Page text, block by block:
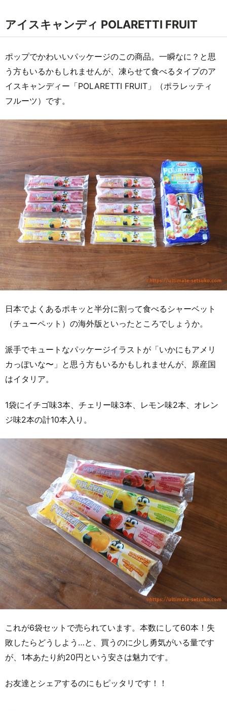
アイスキャンディ POLARETTI FRUIT
ポップでかわいいパッケージのこの商品。一瞬なに？と思
う方もいるかもしれませんが、凍らせて食べるタイプのア
イスキャンディー「POLARETTI FRUIT」（ポラレッティ
フルーツ）です。
日本でよくあるポキッと半分に割って食べるシャーベット
（チューペット）の海外版といったところでしょうか。
派手でキュートなパッケージイラストが「いかにもアメリ
カっぽいな〜」と思う方もいるかもしれませんが、原産国
はイタリア。
1袋にイチゴ味3本、チェリー味3本、レモン味2本、オレン
ジ味2本の計10本入り。
これが6袋セットで売られています。本数にして60本！失
敗したらどうしよう…と、買うのに少し勇気がいる量です
が、1本あたり約20円という安さは魅力です。
お友達とシェアするのにもピッタリです！！